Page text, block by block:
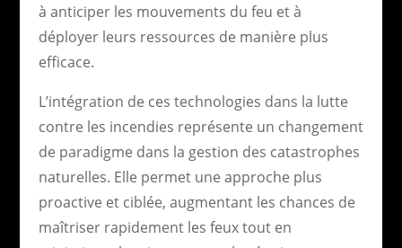
à anticiper les mouvements du feu et à
déployer leurs ressources de manière plus
efficace.
L’intégration de ces technologies dans la lutte
contre les incendies représente un changement
de paradigme dans la gestion des catastrophes
naturelles. Elle permet une approche plus
proactive et ciblée, augmentant les chances de
maîtriser rapidement les feux tout en